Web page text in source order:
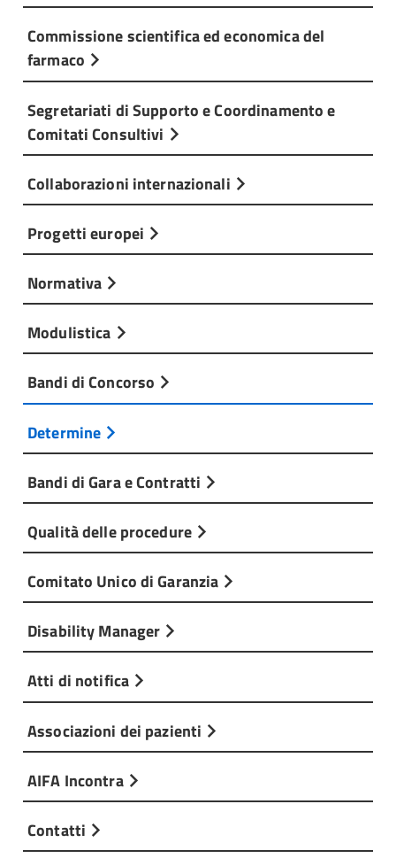
Commissione scientifica ed economica del
farmaco
Segretariati di Supporto e Coordinamento e
Comitati Consultivi
Collaborazioni internazionali
Progetti europei
Normativa
Modulistica
Bandi di Concorso
Determine
Bandi di Gara e Contratti
Qualità delle procedure
Comitato Unico di Garanzia
Disability Manager
Atti di notifica
Associazioni dei pazienti
AIFA Incontra
Contatti